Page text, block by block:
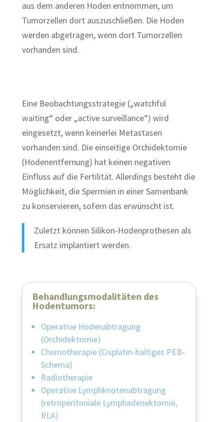
aus dem anderen Hoden entnommen, um
Tumorzellen dort auszuschließen. Die Hoden
werden abgetragen, wenn dort Tumorzellen
vorhanden sind.
Eine Beobachtungsstrategie („watchful
waiting“ oder „active surveillance“) wird
eingesetzt, wenn keinerlei Metastasen
vorhanden sind. Die einseitige Orchidektomie
(Hodenentfernung) hat keinen negativen
Einfluss auf die Fertilität. Allerdings besteht die
Möglichkeit, die Spermien in einer Samenbank
zu konservieren, sofern das erwünscht ist.
Zuletzt können Silikon-Hodenprothesen als
Ersatz implantiert werden.
Behandlungsmodalitäten des
Hodentumors:
Operative Hodenabtragung
(Orchidektomie)
Chemotherapie (Cisplatin-haltiges PEB-
Schema)
Radiotherapie
Operative Lymphknotenabtragung
(retroperitoniale Lymphadenektomie,
RLA)